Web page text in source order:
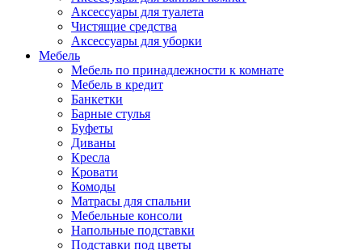
Аксессуары для туалета
Чистящие средства
Аксессуары для уборки
Мебель
Мебель по принадлежности к комнате
Мебель в кредит
Банкетки
Барные стулья
Буфеты
Диваны
Кресла
Кровати
Комоды
Матрасы для спальни
Мебельные консоли
Напольные подставки
Подставки под цветы